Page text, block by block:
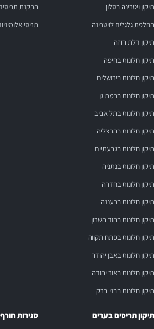
תיקון ויטרינה בסלון
החלפת גלגלים לויטרינה
תיקון דלת הזזה
תיקון חלונות בחיפה
תיקון חלונות בירושלים
תיקון חלונות ברמת גן
תיקון חלונות בתל אביב
תיקון חלונות בהרצליה
תיקון חלונות בגבעתיים
תיקון חלונות בנתניה
תיקון חלונות בחדרה
תיקון חלונות ברעננה
תיקון חלונות בהוד השרון
תיקון חלונות בפתח תקווה
תיקון חלונות באבן יהודה
תיקון חלונות באור יהודה
תיקון חלונות בבני ברק
התקנת
תריסי
תיקון תריסים בערים סגירות חורף